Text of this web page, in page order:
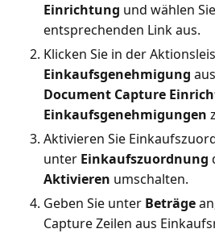
Einrichtung und wählen
entsprechenden Link aus.
Klicken Sie in der
Einkaufsgenehmigung
Document Capture
Einkaufsgenehmigungen
Aktivieren Sie
unter Einkaufszuordnung
Aktivieren umschalten.
Geben Sie unter Beträge
Capture Zeilen aus